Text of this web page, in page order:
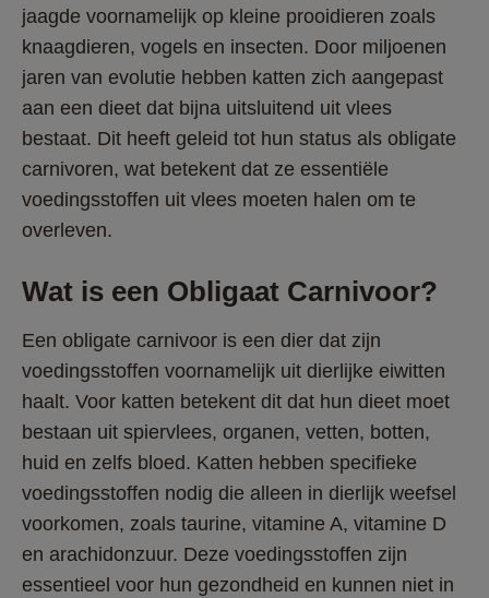
jaagde voornamelijk op kleine prooidieren zoals
knaagdieren, vogels en insecten. Door miljoenen
jaren van evolutie hebben katten zich aangepast
aan een dieet dat bijna uitsluitend uit vlees
bestaat. Dit heeft geleid tot hun status als obligate
carnivoren, wat betekent dat ze essentiële
voedingsstoffen uit vlees moeten halen om te
overleven.
Wat is een Obligaat Carnivoor?
Een obligate carnivoor is een dier dat zijn
voedingsstoffen voornamelijk uit dierlijke eiwitten
haalt. Voor katten betekent dit dat hun dieet moet
bestaan uit spiervlees, organen, vetten, botten,
huid en zelfs bloed. Katten hebben specifieke
voedingsstoffen nodig die alleen in dierlijk weefsel
voorkomen, zoals taurine, vitamine A, vitamine D
en arachidonzuur. Deze voedingsstoffen zijn
essentieel voor hun gezondheid en kunnen niet in